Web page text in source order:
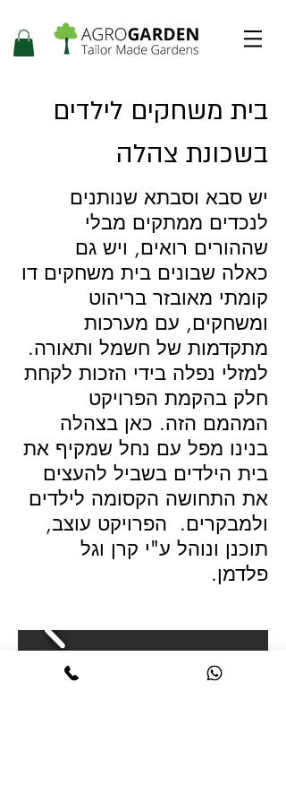
בית משחקים לילדים
בשכונת צהלה
יש סבא וסבתא שנותנים
לנכדים ממתקים מבלי
שההורים רואים, ויש גם
כאלה שבונים בית משחקים דו
קומתי מאובזר בריהוט
ומשחקים, עם מערכות
מתקדמות של חשמל ותאורה.
למזלי נפלה בידי הזכות לקחת
חלק בהקמת הפרויקט
המהמם הזה. כאן בצהלה
בנינו מפל עם נחל שמקיף את
בית הילדים בשביל להעצים
את התחושה הקסומה לילדים
ולמבקרים. הפרויקט עוצב,
תוכנן ונוהל ע"י קרן וגל
פלדמן.